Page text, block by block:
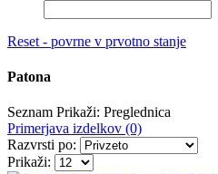
Reset - povrne v prvotno stanje
Patona
Seznam Prikaži: Preglednica
Primerjava izdelkov (0)
Razvrsti po:
Prikaži: